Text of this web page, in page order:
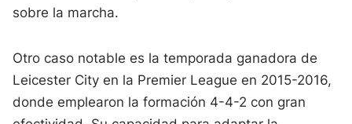
sobre la marcha.
Otro caso notable es la temporada ganadora de
Leicester City en la Premier League en 2015-2016,
donde emplearon la formación 4-4-2 con gran